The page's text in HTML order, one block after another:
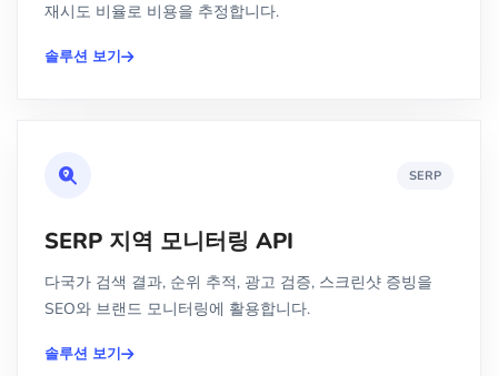
재시도 비율로 비용을 추정합니다.
솔루션 보기
SERP
SERP 지역 모니터링 API
다국가 검색 결과, 순위 추적, 광고 검증, 스크린샷 증빙을
SEO와 브랜드 모니터링에 활용합니다.
솔루션 보기